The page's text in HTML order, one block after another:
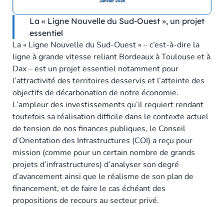
La « Ligne Nouvelle du Sud-Ouest », un projet
essentiel
La « Ligne Nouvelle du Sud-Ouest » – c’est-à-dire la
ligne à grande vitesse reliant Bordeaux à Toulouse et à
Dax – est un projet essentiel notamment pour
l’attractivité des territoires desservis et l’atteinte des
objectifs de décarbonation de notre économie.
L’ampleur des investissements qu’il requiert rendant
toutefois sa réalisation difficile dans le contexte actuel
de tension de nos finances publiques, le Conseil
d’Orientation des Infrastructures (COI) a reçu pour
mission (comme pour un certain nombre de grands
projets d’infrastructures) d’analyser son degré
d’avancement ainsi que le réalisme de son plan de
financement, et de faire le cas échéant des
propositions de recours au secteur privé.